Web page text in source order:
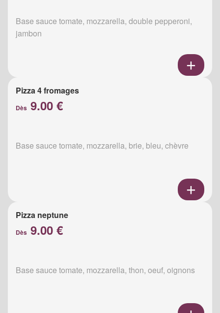
Base sauce tomate, mozzarella, double pepperoni,
jambon
Pizza 4 fromages
Dès 9.00 €
Base sauce tomate, mozzarella, brie, bleu, chèvre
Pizza neptune
Dès 9.00 €
Base sauce tomate, mozzarella, thon, oeuf, oignons